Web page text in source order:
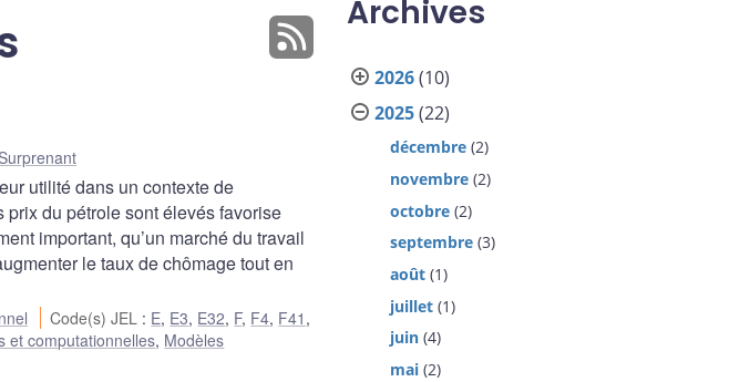
utilité dans un contexte de
prix du pétrole sont élevés favorise
important, qu’un marché du travail
le taux de chômage tout en
Code(s) JEL : E, E3, E32, F, F4, F41 ,
et computationnelles, Modèles
Archives
2026(10)
2025(22)
décembre (2)
novembre (2)
octobre (2)
septembre (3)
août (1)
juillet (1)
juin (4)
mai (2)